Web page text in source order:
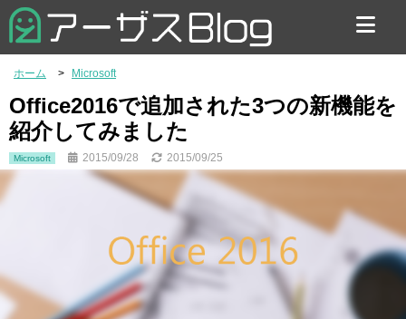
お問い合わせ
ホーム Microsoft
Office2016で追加された3つの新機能を
紹介してみました
Microsoft 2015/09/28 2015/09/25